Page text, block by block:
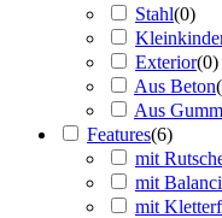
Stahl(0)
Exterior(0)
Aus Beton(
Aus
Features(6)
mit
mit
mit